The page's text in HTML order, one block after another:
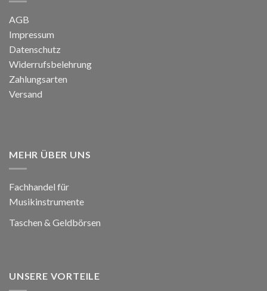
AGB
Impressum
Datenschutz
Widerrufsbelehrung
Zahlungsarten
Versand
MEHR ÜBER UNS
Fachhandel für
Musikinstrumente
Taschen & Geldbörsen
UNSERE VORTEILE